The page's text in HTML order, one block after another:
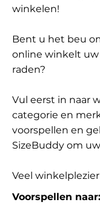
winkelen!
Bent u het beu
online winkelt
raden?
Vul eerst in naar
categorie en
voorspellen en
SizeBuddy om
Veel
Voorspellen naar: